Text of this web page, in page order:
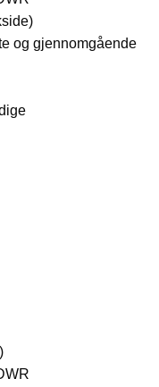
og gjennomgående